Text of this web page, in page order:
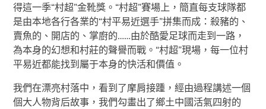
得這一季“村超”金靴獎。“村超”賽場上，簡直每支球隊都
是由本地各行各業的“村平易近選手”拼集而成：殺豬的、
賣魚的、開店的、掌廚的……由於酷愛足球而走到一路，
為本身的幻想和村莊的聲譽而戰。“村超”現場，每一位村
平易近都能找到屬于本身的快活和價值。
我們在漂亮村落中，看到了摩肩接踵，經由過程講述一個
個大人物背后故事，我們勾畫出了鄉土中國活氣四射的